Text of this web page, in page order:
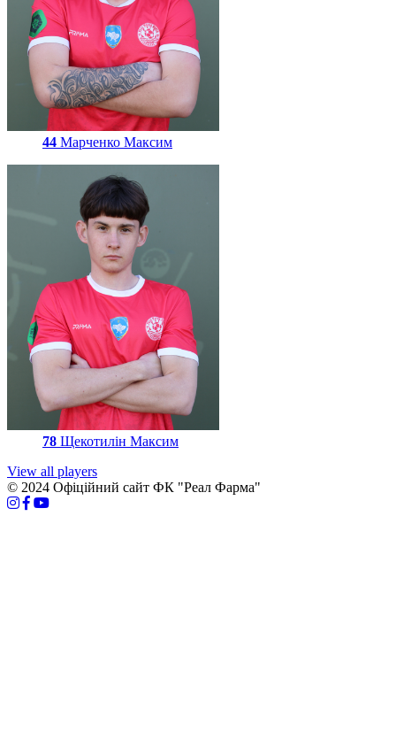
44 Марченко Максим
78 Щекотилін Максим
View all players
© 2024 Офіційний сайт ФК "Реал Фарма"